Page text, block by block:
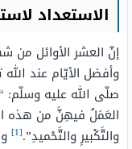
الاستعداد
إنّ العشر الأوائل من
وأفضل الأيّام عند
صلّى الله عليه وسلّم:
العَمَلُ فيهِنَّ من هذه
والتَّكْبيرِ والتَّحْميدِ”.[1]